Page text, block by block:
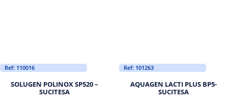
Ref: 110016
SOLUGEN POLINOX SP520 –
SUCITESA
Ref: 101263
AQUAGEN LACTI PLUS BP5-
SUCITESA